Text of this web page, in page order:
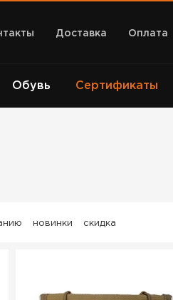
Доставка Оплата
Обувь Сертификаты
новинки скидка